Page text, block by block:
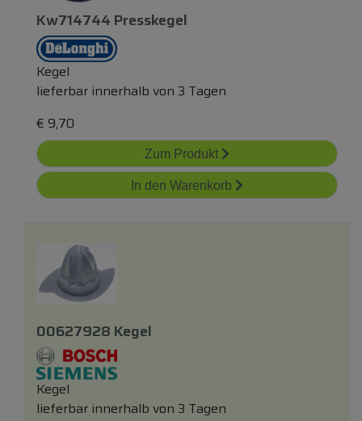
Kw714744 Presskegel
Kegel
lieferbar innerhalb von 3 Tagen
€ 9,70
Zum Produkt
In den Warenkorb
00627928 Kegel
Kegel
lieferbar innerhalb von 3 Tagen